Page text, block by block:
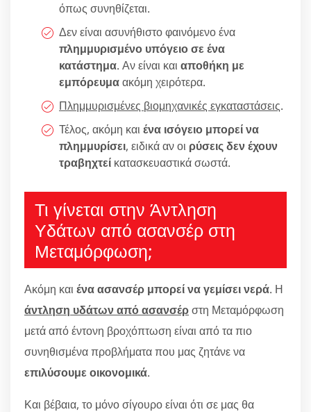
όπως συνηθίζεται.
Δεν είναι ασυνήθιστο φαινόμενο ένα
πλημμυρισμένο υπόγειο σε ένα
κατάστημα. Αν είναι και αποθήκη με
εμπόρευμαακόμη χειρότερα.
Πλημμυρισμένες βιομηχανικές εγκαταστάσεις.
Τέλος, ακόμη και ένα ισόγειο μπορεί να
πλημμυρίσει, ειδικά αν οι ρύσεις δεν έχουν
τραβηχτεί κατασκευαστικά σωστά.
Τι γίνεται στην Άντληση
Υδάτων από ασανσέρ στη
Μεταμόρφωση;
Ακόμη και ένα ασανσέρ μπορεί να γεμίσει νερά. Η
άντληση υδάτων από ασανσέρστη Μεταμόρφωση
μετά από έντονη βροχόπτωση είναι από τα πιο
συνηθισμένα προβλήματα που μας ζητάνε να
επιλύσουμε οικονομικά.
Και βέβαια, το μόνο σίγουρο είναι ότι σε μας θα